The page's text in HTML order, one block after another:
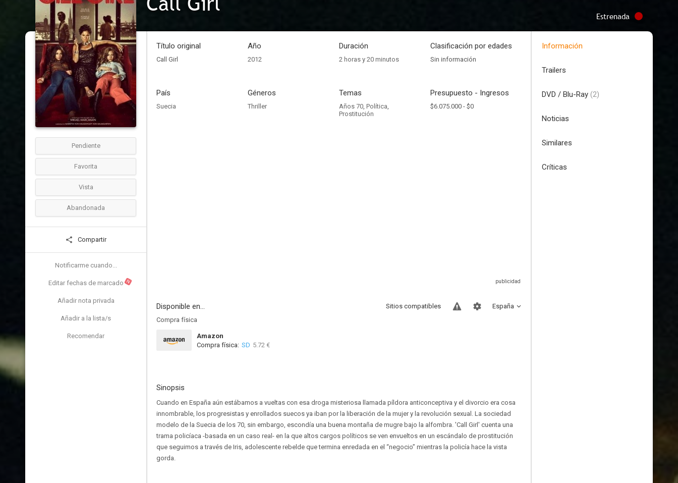
Estrenada
Pendiente
Favorita
Vista
Abandonada
Compartir
Notificarme cuando...
Editar fechas de marcado N
Añadir nota privada
Añadir a la lista/s
Recomendar
Título original
Call Girl
Año
2012
Duración
2 horas y 20 minutos
Clasificación por edades
Sin información
País
Suecia
Géneros
Thriller
Temas
Años 70, Política,
Prostitución
Presupuesto - Ingresos
$6.075.000 - $0
Disponible en... España
Sitios compatibles
Compra física
Amazon
Compra física: SD 5.72 €
Sinopsis
Cuando en España aún estábamos a vueltas con esa droga misteriosa llamada píldora anticonceptiva y el divorcio era cosa
innombrable, los progresistas y enrollados suecos ya iban por la liberación de la mujer y la revolución sexual. La sociedad
modelo de la Suecia de los 70, sin embargo, escondía una buena montaña de mugre bajo la alfombra. 'Call Girl' cuenta una
trama policíaca -basada en un caso real- en la que altos cargos políticos se ven envueltos en un escándalo de prostitución
que seguimos a través de Iris, adolescente rebelde que termina enredada en el “negocio” mientras la policía hace la vista
gorda.
Información
Trailers
DVD / Blu-Ray (2)
Noticias
Similares
Críticas